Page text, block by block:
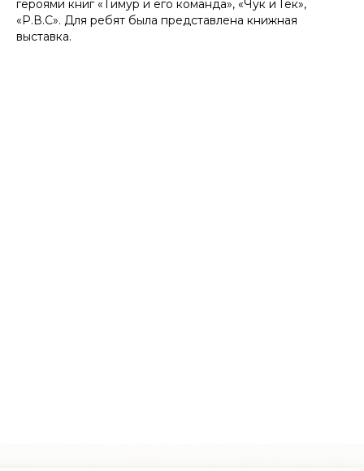
героями книг «Тимур и его команда», «Чук и Гек»,
«Р.В.С». Для ребят была представлена книжная
выставка.